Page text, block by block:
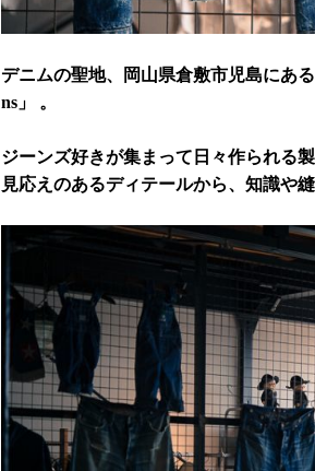
デニムの聖地、岡山県倉敷市児島にあ
ns」 。
ジーンズ好きが集まって日々作られる
見応えのあるディテールから、知識や